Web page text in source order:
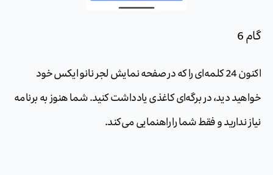
گام 6
اکنون 24 کلمه‌ای را که در صفحه نمایش لجر نانو ایکس خود
خواهید دید، در برگه‌ای کاغذی یادداشت کنید. شما هنوز به برنامه
نیاز ندارید و فقط شما را راهنمایی می‌کند.